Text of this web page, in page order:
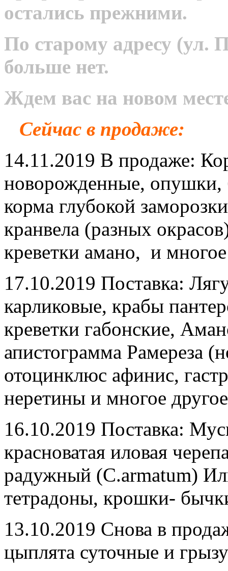
остались прежними.
По старому адресу (ул.
больше нет.
Ждем вас на новом
Сейчас в продаже:
14.11.2019 В продаже:
новорожденные, опушки,
корма глубокой
кранвела (разных
креветки амано, и
17.10.2019 Поставка:
карликовые, крабы
креветки габонские,
апистограмма Рамереза
отоцинклюс афинис,
неретины и многое
16.10.2019 Поставка:
красноватая иловая
радужный (C.armatum)
тетрадоны, крошки-
13.10.2019 Снова в
цыплята суточные и